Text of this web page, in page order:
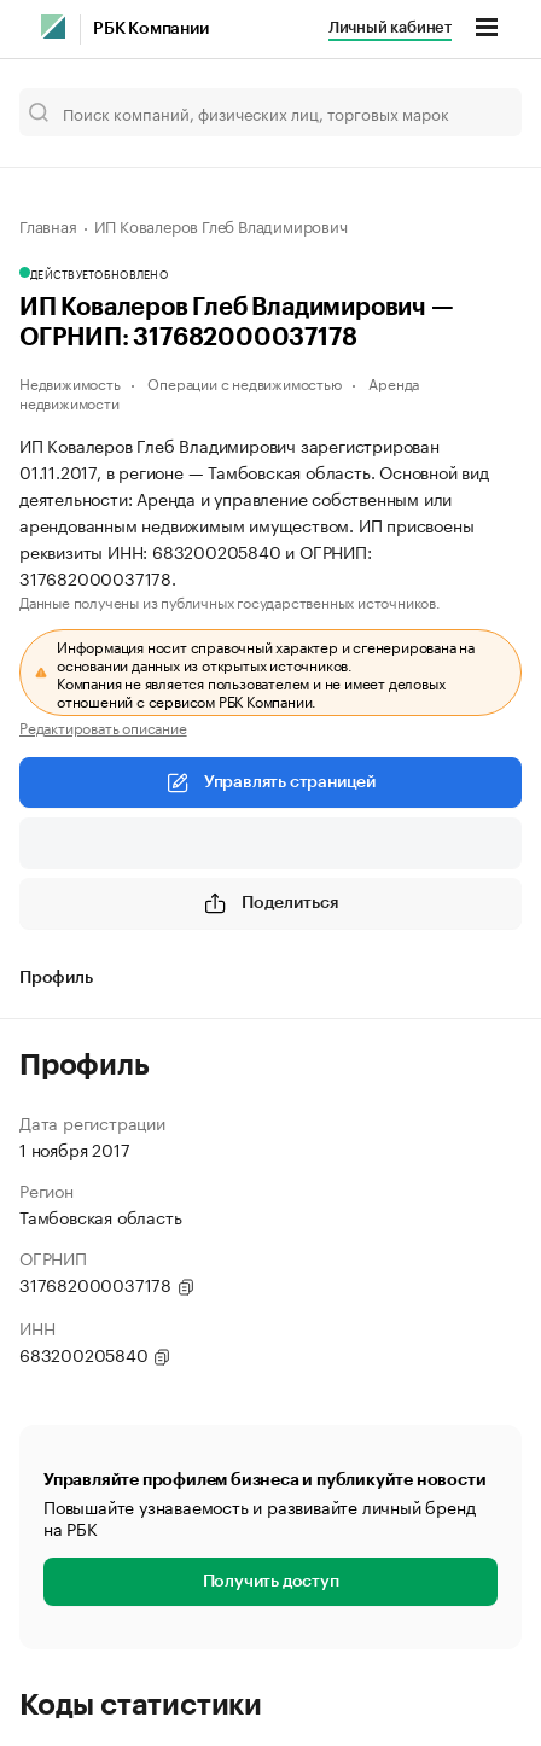
РБК Компании Личный кабинет
Главная ИП Ковалеров Глеб Владимирович
ДЕЙСТВУЕТОБНОВЛЕНО
ИП Ковалеров Глеб Владимирович —
ОГРНИП: 317682000037178
Недвижимость Операции с недвижимостью
Аренда
недвижимости
ИП Ковалеров Глеб Владимирович зарегистрирован
01.11.2017, в регионе — Тамбовская область. Основной вид
деятельности: Аренда и управление собственным или
арендованным недвижимым имуществом. ИП присвоены
реквизиты ИНН: 683200205840 и ОГРНИП:
317682000037178.
Данные получены из публичных государственных источников.
Информация носит справочный характер и сгенерирована на
основании данных из открытых источников.
Компания не является пользователем и не имеет деловых
отношений с сервисом РБК Компании.
Редактировать описание
Управлять страницей
Поделиться
Профиль
Профиль
Дата регистрации
1 ноября 2017
Регион
Тамбовская область
ОГРНИП
317682000037178
ИНН
683200205840
Управляйте профилем бизнеса и публикуйте новости
Повышайте узнаваемость и развивайте личный бренд
на РБК
Получить доступ
Коды статистики